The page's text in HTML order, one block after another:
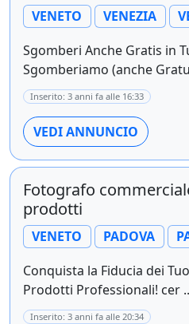
VENETO VENEZIA
Sgomberi Anche Gratis in
Sgomberiamo (anche
Inserito: 3 anni fa alle 16:33
VEDI ANNUNCIO
Fotografo
prodotti
VENETO PADOVA
Conquista la Fiducia dei
Prodotti Professionali! cer
Inserito: 3 anni fa alle 20:34